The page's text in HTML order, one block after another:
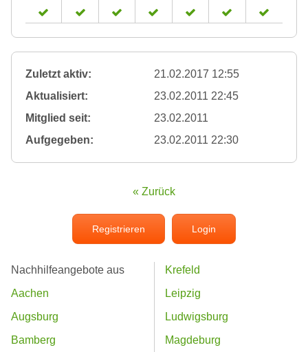
Zuletzt aktiv:
21.02.2017 12:55
Aktualisiert:
23.02.2011 22:45
Mitglied seit:
23.02.2011
Aufgegeben:
23.02.2011 22:30
« Zurück
Registrieren Login
Nachhilfeangebote aus
Aachen
Augsburg
Bamberg
Krefeld
Leipzig
Ludwigsburg
Magdeburg